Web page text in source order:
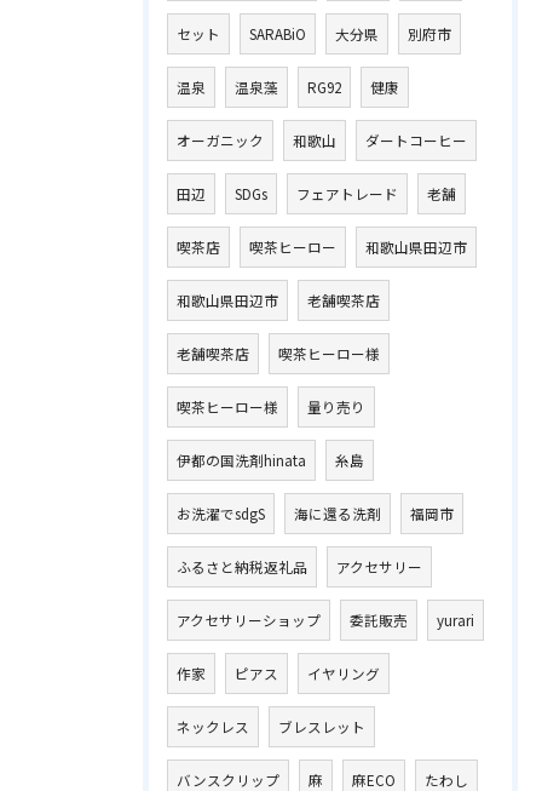
セット SARABiO 大分県 別府市
温泉 温泉藻 RG92 健康
オーガニック 和歌山 ダートコーヒー
田辺 SDGs フェアトレード 老舗
喫茶店 喫茶ヒーロー 和歌山県田辺市
和歌山県田辺市 老舗喫茶店
老舗喫茶店 喫茶ヒーロー様
喫茶ヒーロー様 量り売り
伊都の国洗剤hinata 糸島
お洗濯でsdgS 海に還る洗剤 福岡市
ふるさと納税返礼品 アクセサリー
アクセサリーショップ 委託販売 yurari
作家 ピアス イヤリング
ネックレス ブレスレット
バンスクリップ 麻 麻ECO たわし